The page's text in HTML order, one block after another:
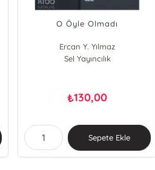
O Öyle Olmadı
Ercan Y. Yılmaz
Sel Yayıncılık
₺130,00
Sepete Ekle